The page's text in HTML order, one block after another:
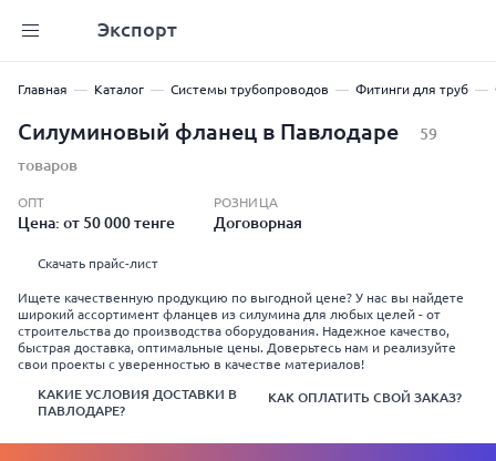
Экспорт
Главная Каталог Системы трубопроводов Фитинги для труб
Силуминовый фланец в Павлодаре
59
товаров
ОПТ
Цена: от 50 000 тенге
РОЗНИЦА
Договорная
Скачать прайс-лист
Ищете качественную продукцию по выгодной цене? У нас вы найдете
широкий ассортимент фланцев из силумина для любых целей - от
строительства до производства оборудования. Надежное качество,
быстрая доставка, оптимальные цены. Доверьтесь нам и реализуйте
свои проекты с уверенностью в качестве материалов!
КАКИЕ УСЛОВИЯ ДОСТАВКИ В
ПАВЛОДАРЕ?
КАК ОПЛАТИТЬ СВОЙ ЗАКАЗ?